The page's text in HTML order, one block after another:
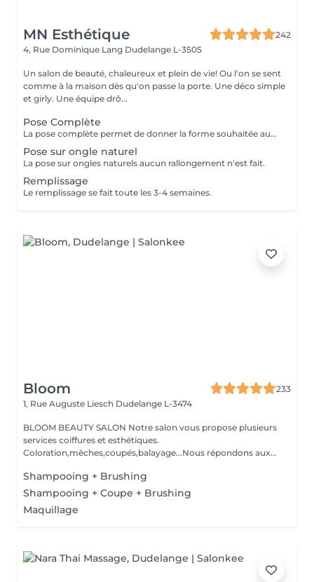
MN Esthétique
242
4, Rue Dominique Lang Dudelange L-3505
Un salon de beauté, chaleureux et plein de vie! Ou l'on se sent
comme à la maison dès qu'on passe la porte. Une déco simple
et girly. Une équipe drô...
Pose Complète
La pose complète permet de donner la forme souhaitée aux ongles en rallongeant avec le Chablon.
Pose sur ongle naturel
La pose sur ongles naturels aucun rallongement n'est fait.
Remplissage
Le remplissage se fait toute les 3-4 semaines.
Bloom
233
1, Rue Auguste Liesch Dudelange L-3474
BLOOM BEAUTY SALON Notre salon vous propose plusieurs
services coiffures et esthétiques.
Coloration,mèches,coupés,balayage...Nous répondons aux
Shampooing + Brushing
Shampooing + Coupe + Brushing
Maquillage